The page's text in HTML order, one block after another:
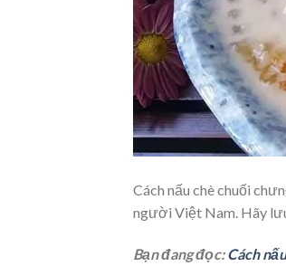
Cách nấu chè chuối
người Việt Nam. Hãy
Bạn đang đọc:Cách